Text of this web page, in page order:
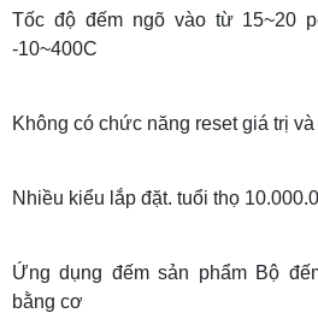
Tốc độ đếm ngõ vào từ 15~20
-10~400C
Không có chức năng reset giá trị
Nhiều kiểu lắp đặt. tuổi thọ
Ứng dụng đếm sản phẩm Bộ
bằng cơ